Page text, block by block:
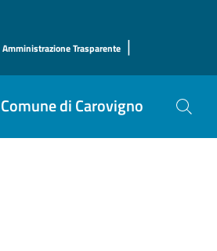
Amministrazione Trasparente |
Comune di Carovigno